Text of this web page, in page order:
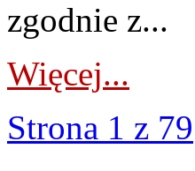
zgodnie z...
Więcej...
Strona 1 z 79